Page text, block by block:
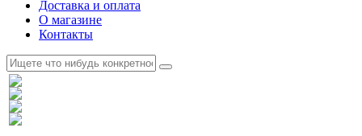
Доставка и оплата
О магазине
Контакты